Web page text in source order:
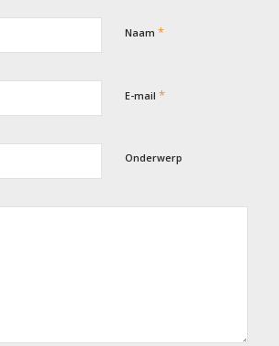
Naam *
E-mail *
Onderwerp